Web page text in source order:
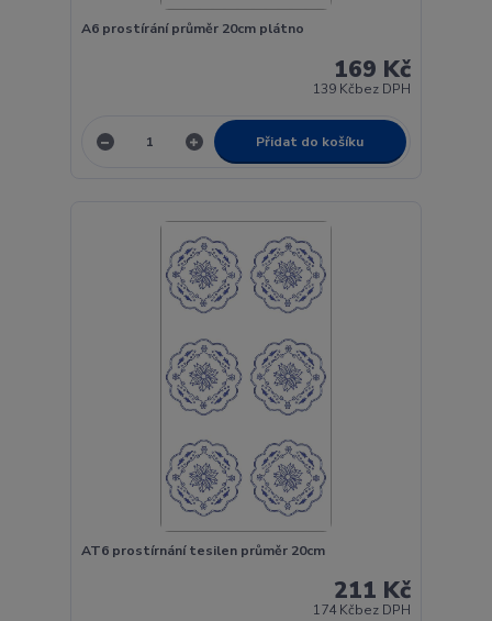
A6 prostírání průměr 20cm plátno
169 Kč
139 Kčbez DPH
Přidat do košíku
AT6 prostírnání tesilen průměr 20cm
211 Kč
174 Kčbez DPH